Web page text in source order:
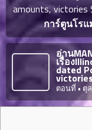
จบแล้ว
มังงะ NTR
บุ๊กมาร์ก
amounts,
การ์ตูนโร
อ่าน
เรื่อง
dated
ตอนที่ • ตุ
ที่
น
ตอน
ที่
ตอน
ที่